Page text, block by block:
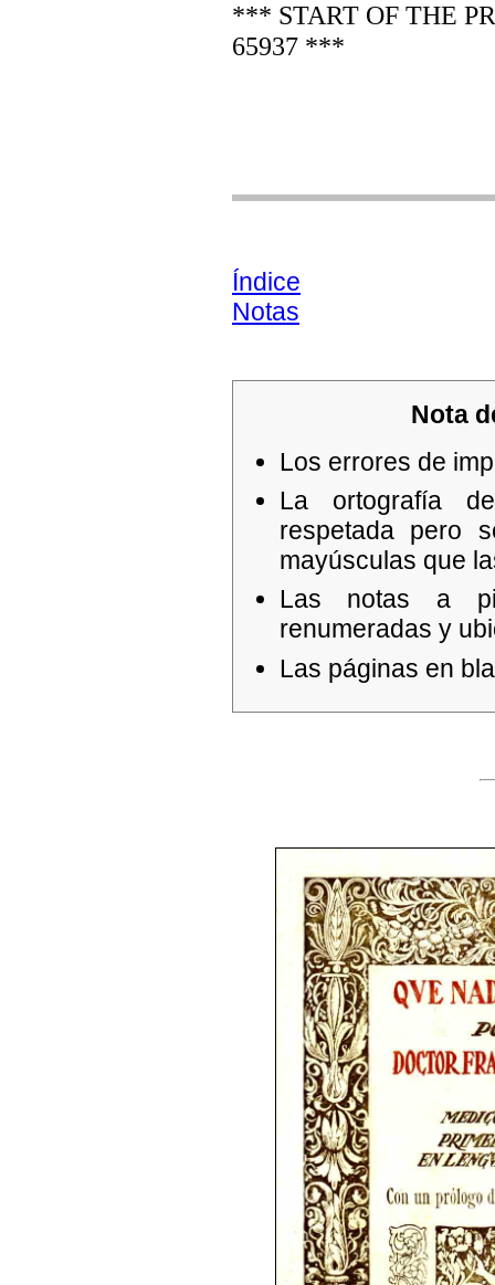
*** START OF THE
65937 ***
Índice
Notas
Nota
Los errores de
La ortografía
respetada pero
mayúsculas que
Las notas a
renumeradas y
Las páginas en